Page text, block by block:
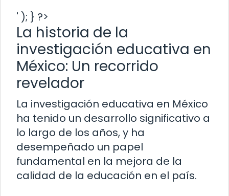
' ); } ?>
La historia de la
investigación educativa en
México: Un recorrido
revelador
La investigación educativa en México
ha tenido un desarrollo significativo a
lo largo de los años, y ha
desempeñado un papel
fundamental en la mejora de la
calidad de la educación en el país.